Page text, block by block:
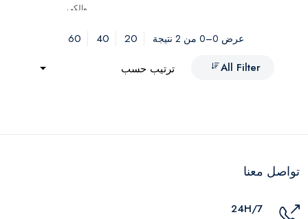
عرض 0–0 من 2 نتيجة 20
40
60
All Filter
ترتيب حسب
تواصل معنا
24H/7